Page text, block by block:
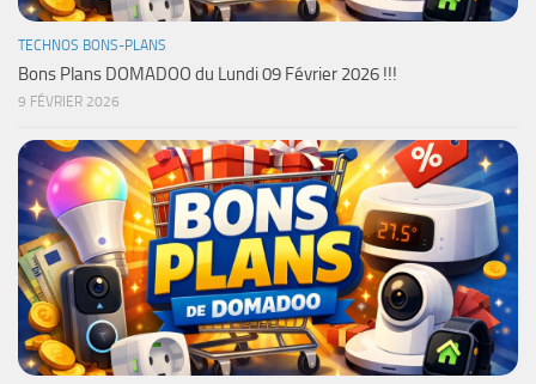
TECHNOS BONS-PLANS
Bons Plans DOMADOO du Lundi 09 Février 2026 !!!
9 FÉVRIER 2026